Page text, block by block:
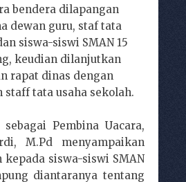
bendera dilapangan
dewan guru, staf tata
siswa-siswi SMAN 15
keudian dilanjutkan
rapat dinas dengan
staff tata usaha sekolah.
Pembina Uacara,
M.Pd menyampaikan
kepada siswa-siswi SMAN
diantaranya tentang